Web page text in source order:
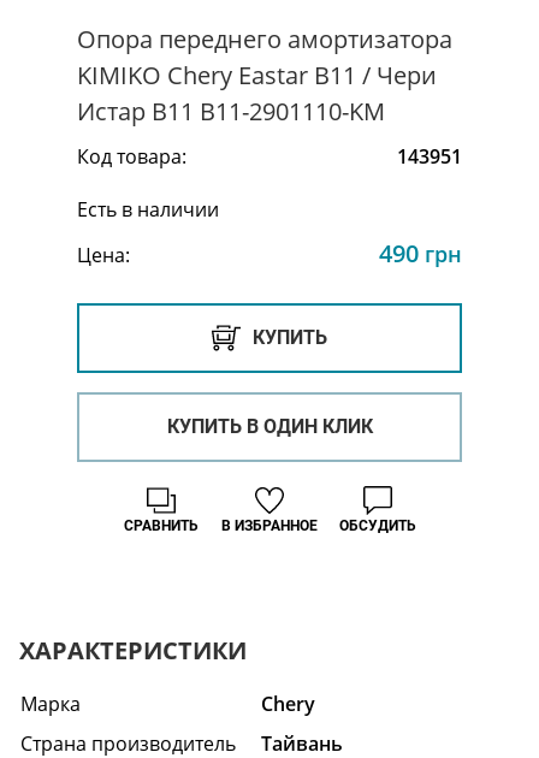
Опора переднего амортизатора
KIMIKO Chery Eastar B11 / Чери
Истар B11 B11-2901110-KM
Код товара:
143951
Есть в наличии
Цена:
490 грн
КУПИТЬ
КУПИТЬ В ОДИН КЛИК
В ИЗБРАННОЕ
СРАВНИТЬ ОБСУДИТЬ
ХАРАКТЕРИСТИКИ
Марка
Chery
Страна производитель
Тайвань